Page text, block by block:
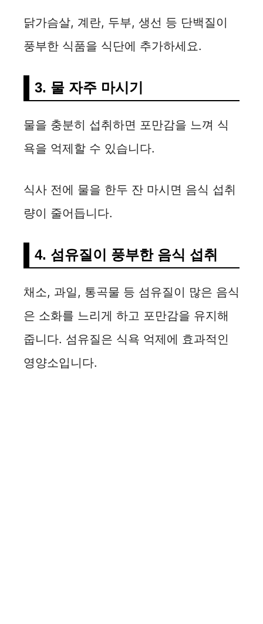
닭가슴살, 계란, 두부, 생선 등 단백질이
풍부한 식품을 식단에 추가하세요.
3. 물 자주 마시기
물을 충분히 섭취하면 포만감을 느껴 식
욕을 억제할 수 있습니다.
식사 전에 물을 한두 잔 마시면 음식 섭취
량이 줄어듭니다.
4. 섬유질이 풍부한 음식 섭취
채소, 과일, 통곡물 등 섬유질이 많은 음식
은 소화를 느리게 하고 포만감을 유지해
줍니다. 섬유질은 식욕 억제에 효과적인
영양소입니다.